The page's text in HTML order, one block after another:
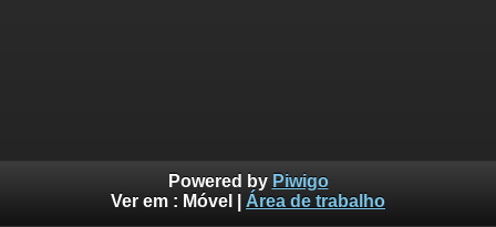
Powered by Piwigo
Ver em : Móvel Área de trabalho